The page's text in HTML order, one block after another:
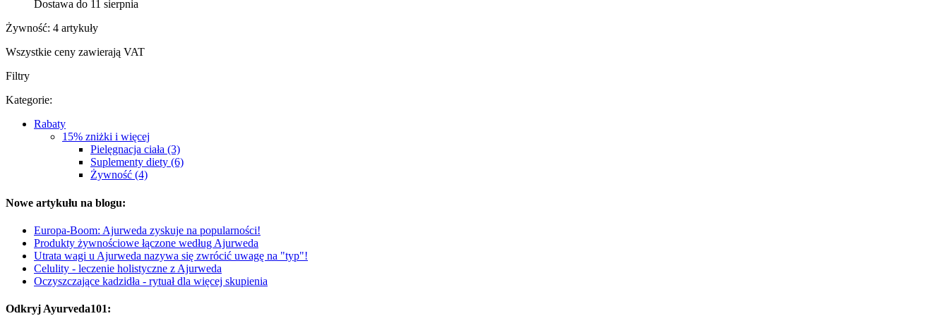
Dostawa do 11 sierpnia
Żywność: 4 artykuły
Wszystkie ceny zawierają VAT
Filtry
Kategorie:
Rabaty
15% zniżki i więcej
Pielęgnacja ciała (3)
Suplementy diety (6)
Żywność (4)
Nowe artykułu na blogu:
Europa-Boom: Ajurweda zyskuje na popularności!
Produkty żywnościowe łączone według Ajurweda
Utrata wagi u Ajurweda nazywa się zwrócić uwagę na "typ"!
Celulity - leczenie holistyczne z Ajurweda
Oczyszczające kadzidła - rytuał dla więcej skupienia
Odkryj Ayurveda101: